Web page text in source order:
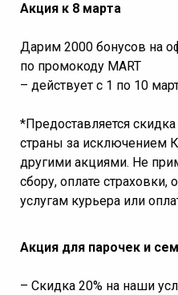
Акция к 8 марта
Дарим 2000 бонусов на
по промокоду MART
– действует с 1 по 10
*Предоставляется
страны за исключением
другими акциями. Не
сбору, оплате страховки,
услугам курьера или
Акция для парочек и
– Скидка 20% на наши